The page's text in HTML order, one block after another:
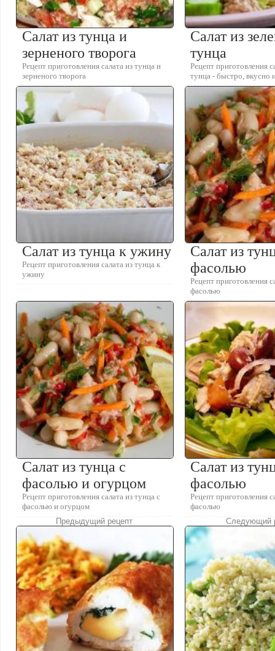
Салат из тунца и
зерненого творога
Рецепт приготовления салата из тунца и
зерненого творога
Салат из
тунца
Рецепт приготовления
тунца - быстро, вкусно
Салат из тунца к ужину
Рецепт приготовления салата из тунца к
ужину
Салат из
фасолью
Рецепт приготовления
фасолью
Салат из тунца с
фасолью и огурцом
Рецепт приготовления салата из тунца с
фасолью и огурцом
Салат из
фасолью
Рецепт приготовления
фасолью
Предыдущий рецепт
Следующий